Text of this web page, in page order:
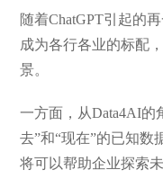
随着ChatGPT引起的
成为各行各业的标配
景。
一方面，从Data4AI的
去”和“现在”的已知数
将可以帮助企业探索